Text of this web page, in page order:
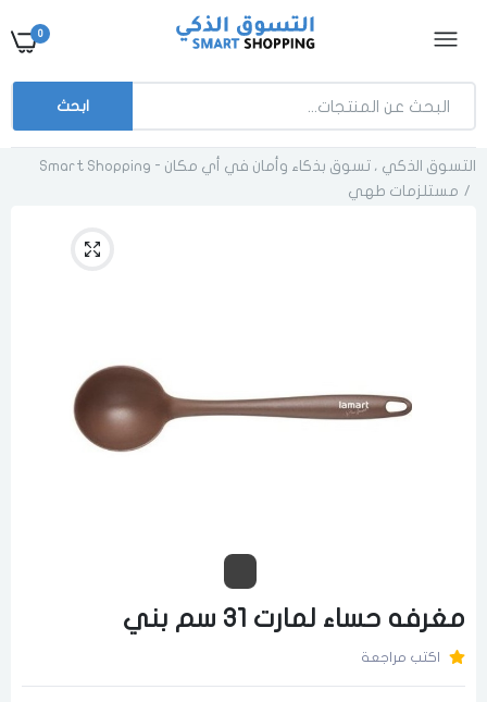
0
ابحث
التسوق الذكي ، تسوق بذكاء وأمان في أي مكان - Smart Shopping
مستلزمات طهي
مغرفه حساء لمارت 31 سم بني
اكتب مراجعة